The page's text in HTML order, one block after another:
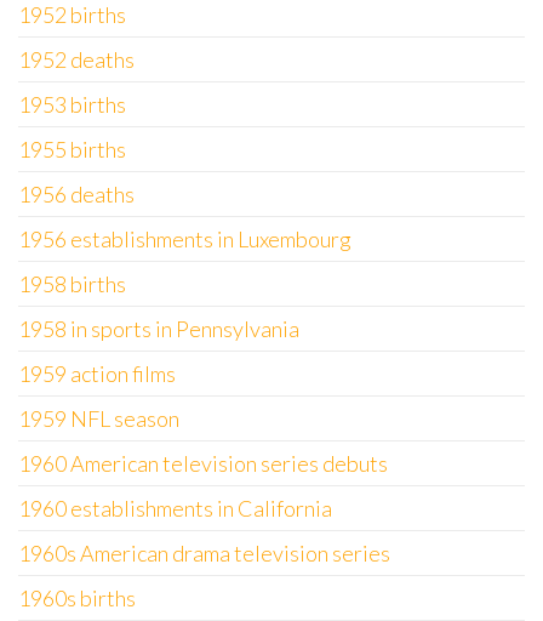
1952 births
1952 deaths
1953 births
1955 births
1956 deaths
1956 establishments in Luxembourg
1958 births
1958 in sports in Pennsylvania
1959 action films
1959 NFL season
1960 American television series debuts
1960 establishments in California
1960s American drama television series
1960s births